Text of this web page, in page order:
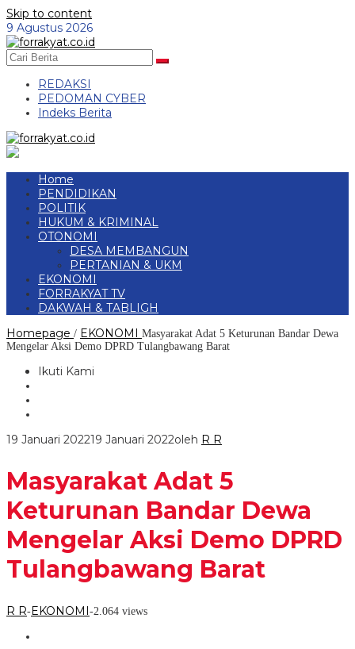
Skip to content
9 Agustus 2026
REDAKSI
PEDOMAN CYBER
Indeks Berita
Home
PENDIDIKAN
POLITIK
HUKUM & KRIMINAL
OTONOMI
DESA MEMBANGUN
PERTANIAN & UKM
EKONOMI
FORRAKYAT TV
DAKWAH & TABLIGH
Homepage / EKONOMI Masyarakat Adat 5 Keturunan Bandar Dewa
Mengelar Aksi Demo DPRD Tulangbawang Barat
Ikuti Kami
19 Januari 202219 Januari 2022oleh R R
Masyarakat Adat 5
Keturunan Bandar Dewa
Mengelar Aksi Demo DPRD
Tulangbawang Barat
R R-EKONOMI-2.064 views